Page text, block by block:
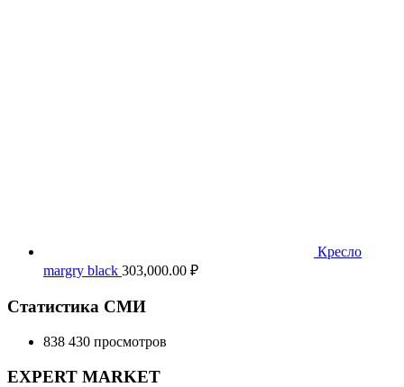
Кресло
margry black 303,000.00 ₽
Статистика СМИ
838 430 просмотров
EXPERT MARKET